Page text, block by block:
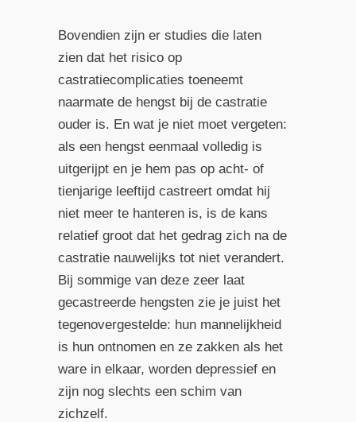
Bovendien zijn er studies die laten
zien dat het risico op
castratiecomplicaties toeneemt
naarmate de hengst bij de castratie
ouder is. En wat je niet moet vergeten:
als een hengst eenmaal volledig is
uitgerijpt en je hem pas op acht- of
tienjarige leeftijd castreert omdat hij
niet meer te hanteren is, is de kans
relatief groot dat het gedrag zich na de
castratie nauwelijks tot niet verandert.
Bij sommige van deze zeer laat
gecastreerde hengsten zie je juist het
tegenovergestelde: hun mannelijkheid
is hun ontnomen en ze zakken als het
ware in elkaar, worden depressief en
zijn nog slechts een schim van
zichzelf.